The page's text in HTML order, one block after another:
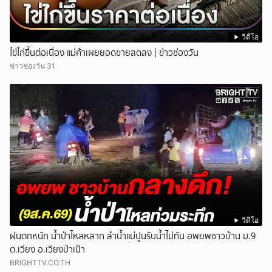
วิดีโอ
ไข่ไก่ขึ้นต่อเนื่อง แม่ค้าเผยยอดขายลดลง | ข่าวช่องวัน
ข่าวช่องวัน 31
วิดีโอ
ฝนตกหนัก น้ำป่าไหลหลาก ลำน้ำแม่ปูนรับน้ำไม่ทัน อพยพชาวบ้าน ม.9
ต.เวียง อ.เวียงป่าเป้า
BRIGHTTV.CO.TH